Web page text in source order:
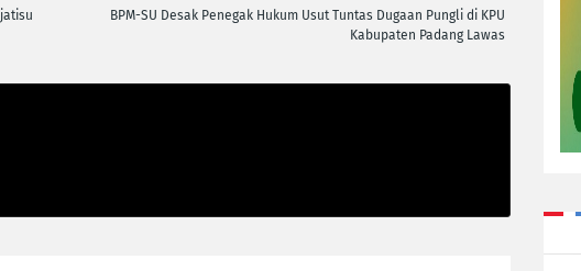
BPM-SU Desak Penegak Hukum Usut Tuntas Dugaan Pungli di KPU
Kabupaten Padang Lawas